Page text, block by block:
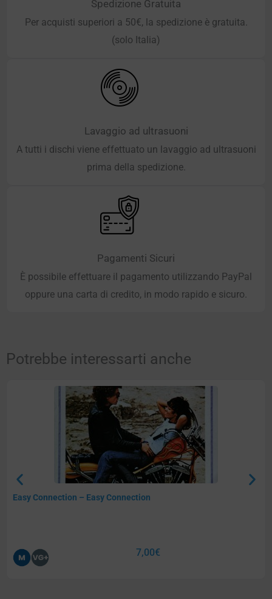
Spedizione Gratuita
Per acquisti superiori a 50€, la spedizione è gratuita.
(solo Italia)
Lavaggio ad ultrasuoni
A tutti i dischi viene effettuato un lavaggio ad ultrasuoni
prima della spedizione.
Pagamenti Sicuri
È possibile effettuare il pagamento utilizzando PayPal
oppure una carta di credito, in modo rapido e sicuro.
Potrebbe interessarti anche
Easy Connection – Easy Connection
7,00€